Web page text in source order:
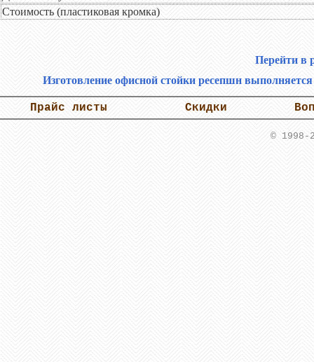
Стоимость (пластиковая кромка)
Перейти в
Изготовление офисной стойки ресепшн
Прайс листы Скидки
© 1998-